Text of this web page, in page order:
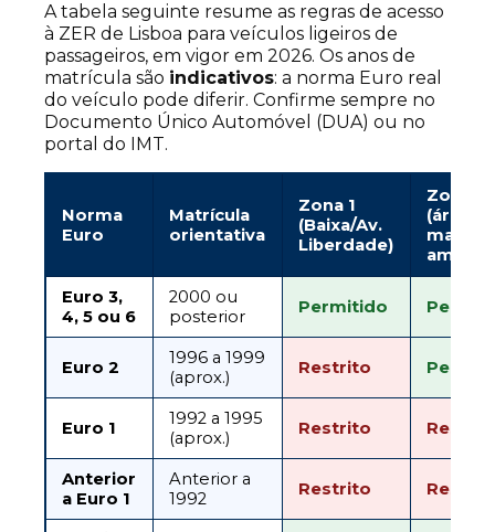
A tabela seguinte resume as regras de acesso
à ZER de Lisboa para veículos ligeiros de
passageiros, em vigor em 2026. Os anos de
matrícula são indicativos: a norma Euro real
do veículo pode diferir. Confirme sempre no
Documento Único Automóvel (DUA) ou no
portal do IMT.
Norma
Euro
Matrícula
orientativa
Zona 1
(Baixa/Av.
Liberdade)
Zona 2
(área
mais
ampla)
Euro 3,
4, 5 ou 6
2000 ou
posterior
Permitido
Euro 2
1996 a 1999
(aprox.)
Restrito
Euro 1
1992 a 1995
(aprox.)
Restrito
Anterior
a Euro 1
Anterior a
1992
Restrito